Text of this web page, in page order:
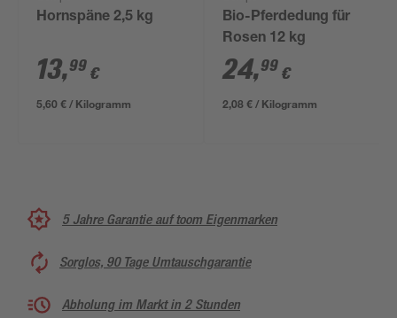
Hornspäne 2,5 kg
13,99 €
5,60 € / Kilogramm
Bio-Pferdedung für
Rosen 12 kg
24,99 €
2,08 € / Kilogramm
5 Jahre Garantie auf toom Eigenmarken
Sorglos, 90 Tage Umtauschgarantie
Abholung im Markt in 2 Stunden